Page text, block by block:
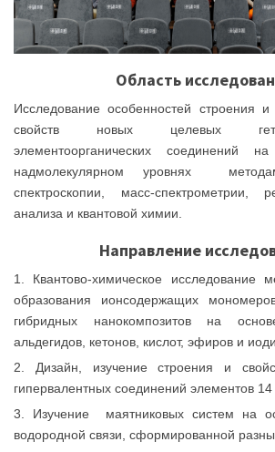
Область
Исследование особенностей строения и
свойств новых целевых
элементоорганических соединений
надмолекулярном уровнях
спектроскопии, масс-спектрометрии,
анализа и квантовой химии.
Направление
1. Квантово-химическое исследование
образования ионсодержащих
гибридных нанокомпозитов на
альдегидов, кетонов, кислот, эфиров и
2. Дизайн, изучение строения и
гипервалентных соединений элементов 14
3. Изучение маятниковых систем на
водородной связи, сформированной